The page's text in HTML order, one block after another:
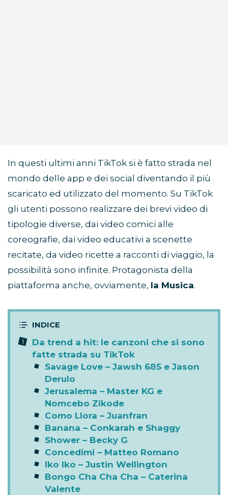
In questi ultimi anni TikTok si è fatto strada nel
mondo delle app e dei social diventando il più
scaricato ed utilizzato del momento. Su TikTok
gli utenti possono realizzare dei brevi video di
tipologie diverse, dai video comici alle
coreografie, dai video educativi a scenette
recitate, da video ricette a racconti di viaggio, la
possibilità sono infinite. Protagonista della
piattaforma anche, ovviamente, la Musica.
Da trend a hit: le canzoni che si sono
fatte strada su TikTok
Savage Love – Jawsh 685 e Jason
Derulo
Jerusalema – Master KG e
Nomcebo Zikode
Como Llora – Juanfran
Banana – Conkarah e Shaggy
Shower – Becky G
Concedimi – Matteo Romano
Iko Iko – Justin Wellington
Bongo Cha Cha Cha – Caterina
Valente